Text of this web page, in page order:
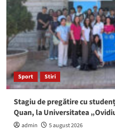
Sport Stiri
Stagiu de pregătire cu
Quan, la Universitatea
admin 5 august 2026